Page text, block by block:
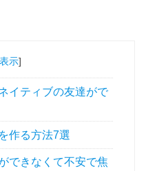
示]
イティブの友達がで
作る方法7選
できなくて不安で焦